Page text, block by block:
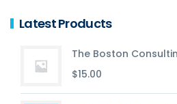
Latest Products
The Boston
$15.00